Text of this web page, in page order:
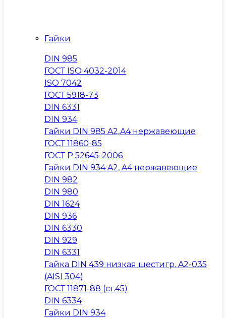
Гайки
DIN 985
ГОСТ ISO 4032-2014
ISO 7042
ГОСТ 5918-73
DIN 6331
DIN 934
Гайки DIN 985 A2,A4 нержавеющие
ГОСТ 11860-85
ГОСТ Р 52645-2006
Гайки DIN 934 A2, A4 нержавеющие
DIN 982
DIN 980
DIN 1624
DIN 936
DIN 6330
DIN 929
DIN 6331
Гайка DIN 439 низкая шестигр. A2-035
(AISI 304)
ГОСТ 11871-88 (ст.45)
DIN 6334
Гайки DIN 934